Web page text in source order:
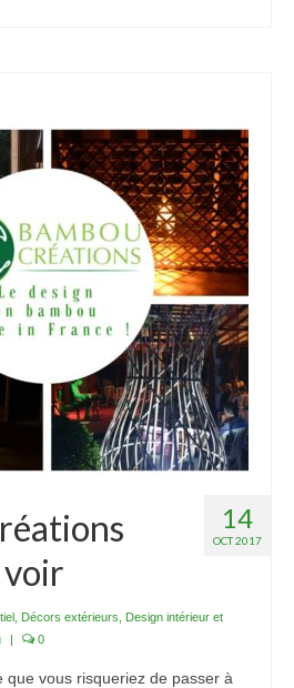
14
OCT 2017
Décors extérieurs
Design intérieur et
| 0
que vous risqueriez de passer à